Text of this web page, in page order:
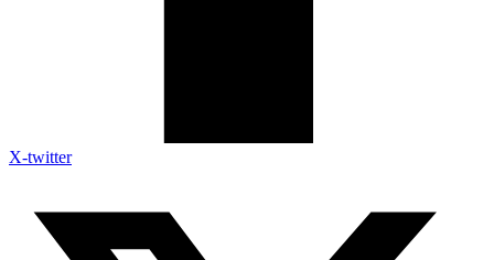
X-twitter